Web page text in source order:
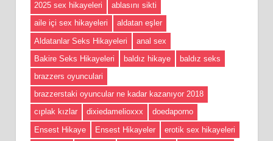
2025 sex hikayeleri
ablasını sikti
aile içi sex hikayeleri
aldatan eşler
Aldatanlar Seks Hikayeleri
anal sex
Bakire Seks Hikayeleri
baldız hikaye
baldız seks
brazzers oyunculari
brazzerstaki oyuncular ne kadar kazanıyor 2018
cıplak kızlar
dixiedamelioxxx
doedaporno
Ensest Hikaye
Ensest Hikayeler
erotik sex hikayeleri